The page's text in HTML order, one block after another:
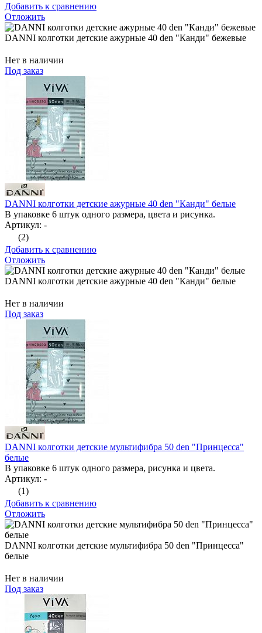
Добавить к сравнению
Отложить
DANNI колготки детские ажурные 40 den "Канди" бежевые
Нет в наличии
Под заказ
DANNI колготки детские ажурные 40 den "Канди" белые
В упаковке 6 штук одного размера, цвета и рисунка.
Артикул: -
(2)
Добавить к сравнению
Отложить
DANNI колготки детские ажурные 40 den "Канди" белые
Нет в наличии
Под заказ
DANNI колготки детские мультифибра 50 den "Принцесса"
белые
В упаковке 6 штук одного размера, рисунка и цвета.
Артикул: -
(1)
Добавить к сравнению
Отложить
DANNI колготки детские мультифибра 50 den "Принцесса"
белые
Нет в наличии
Под заказ